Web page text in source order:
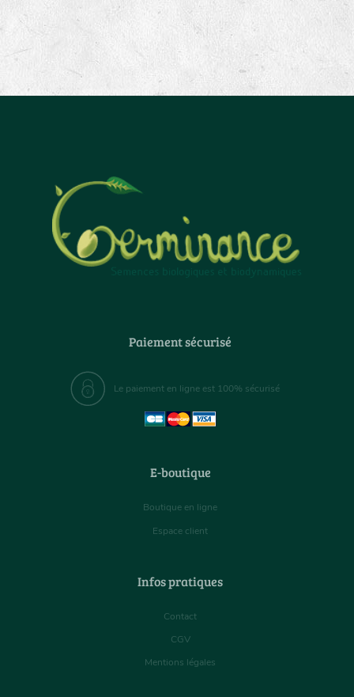
Paiement sécurisé
Le paiement en ligne est 100% sécurisé
E-boutique
Boutique en ligne
Espace client
Infos pratiques
Contact
CGV
Mentions légales